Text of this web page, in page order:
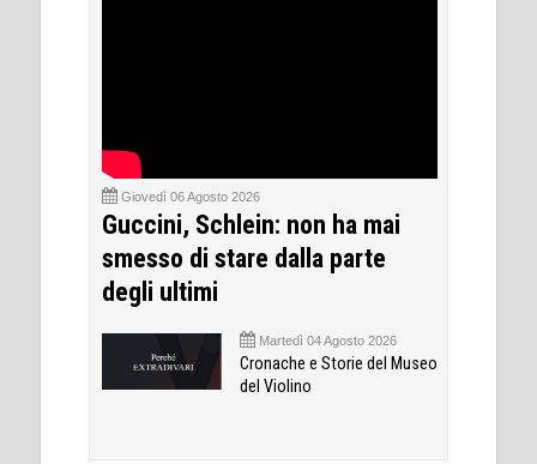
Giovedì 06 Agosto 2026
Guccini, Schlein: non ha mai
smesso di stare dalla parte
degli ultimi
Martedì 04 Agosto 2026
Cronache e Storie del Museo
del Violino